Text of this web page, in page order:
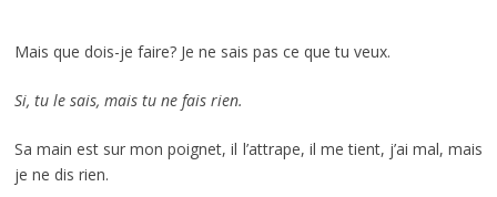
Mais que dois-je faire? Je ne sais pas ce que tu veux.
Si, tu le sais, mais tu ne fais rien.
Sa main est sur mon poignet, il l’attrape, il me tient, j’ai mal, mais
je ne dis rien.